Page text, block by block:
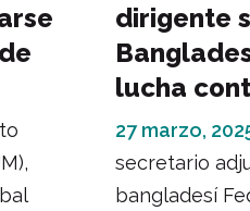
dirigente
lucha
27 marzo,
secretario
bangladesí